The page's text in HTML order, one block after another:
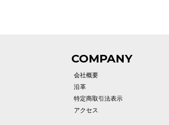
COMPANY
会社概要
沿革
特定商取引法表示
アクセス